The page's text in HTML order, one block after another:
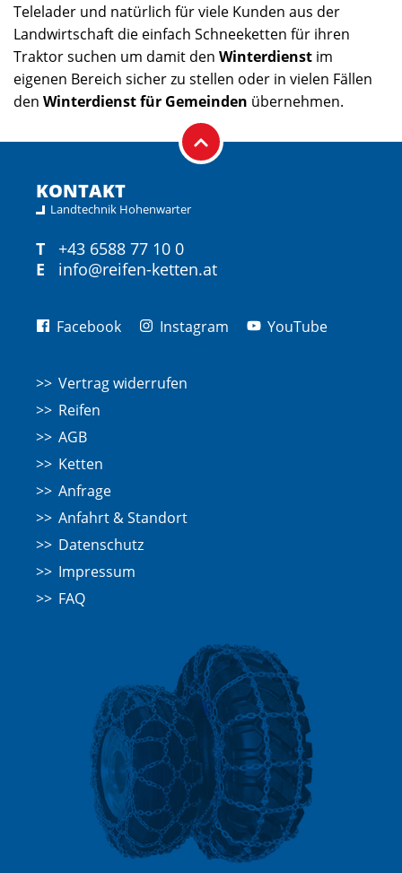
Telelader und natürlich für viele Kunden aus der
Landwirtschaft die einfach Schneeketten für ihren
Traktor suchen um damit den Winterdienst im
eigenen Bereich sicher zu stellen oder in vielen Fällen
den Winterdienst für Gemeinden übernehmen.
KONTAKT
Landtechnik Hohenwarter
T
+43 6588 77 10 0
E
info@reifen-ketten.at
Facebook Instagram YouTube
Vertrag widerrufen
Reifen
AGB
Ketten
Anfrage
Anfahrt & Standort
Datenschutz
Impressum
FAQ